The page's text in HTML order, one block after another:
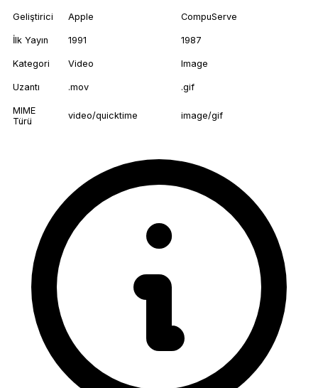
Geliştirici Apple CompuServe
İlk Yayın 1991 1987
Kategori Video Image
Uzantı .mov .gif
MIME
Türü
video/quicktime image/gif